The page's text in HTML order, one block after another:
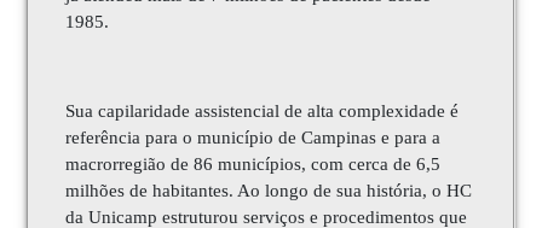
1985.
Sua capilaridade assistencial de alta complexidade é
referência para o município de Campinas e para a
macrorregião de 86 municípios, com cerca de 6,5
milhões de habitantes. Ao longo de sua história, o HC
da Unicamp estruturou serviços e procedimentos que